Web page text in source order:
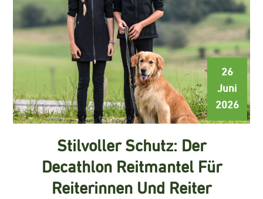
26
Juni
2026
Stilvoller Schutz: Der
Decathlon Reitmantel Für
Reiterinnen Und Reiter